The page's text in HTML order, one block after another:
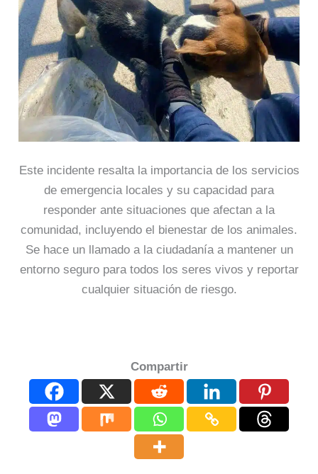
Este incidente resalta la importancia de los servicios
de emergencia locales y su capacidad para
responder ante situaciones que afectan a la
comunidad, incluyendo el bienestar de los animales.
Se hace un llamado a la ciudadanía a mantener un
entorno seguro para todos los seres vivos y reportar
cualquier situación de riesgo.
Compartir